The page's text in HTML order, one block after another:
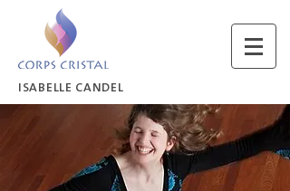
ISABELLE CANDEL